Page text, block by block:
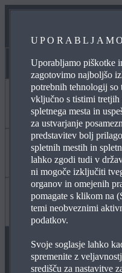
Posebna ponudba
POSEBNA PONUDBA
Zanima me
MYMAZDA
VZDRŽEVANJE MOJE
POIŠČITE TRGOVCA
Koristno
POGOSTA VPRAŠANJA
WLTP
Več informacij
NEPOOBLAŠČENI
Uporabljamo piškotke
zagotovimo najboljšo
potrebnih tehnologij
vključno s tistimi tretjih
spletnega mesta in
za ustvarjanje
predstavitev bolj
spletnih mestih in
lahko zgodi tudi v
ni mogoče izključiti
organov in omejenih
pomagate s klikom na
temi neobveznimi
podatkov.
Svoje soglasje lahko
spremenite z
središču za nastavitve